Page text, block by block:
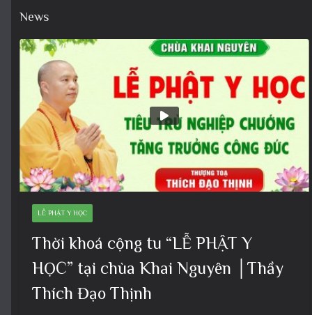
News
LỄ PHẬT Y HỌC
Thời khoá cộng tu “LỄ PHẬT Y
HỌC” tại chùa Khai Nguyên │Thầy
Thích Đạo Thịnh